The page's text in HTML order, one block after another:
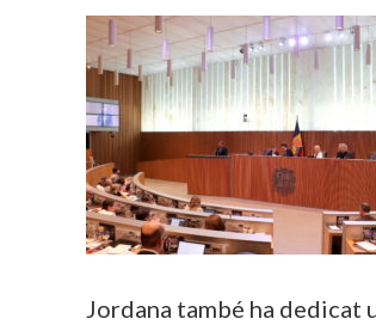
Jordana també ha dedicat